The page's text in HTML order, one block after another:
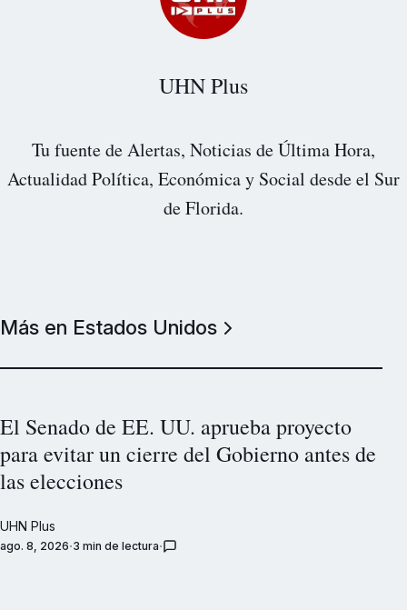
UHN Plus
Tu fuente de Alertas, Noticias de Última Hora,
Actualidad Política, Económica y Social desde el Sur
de Florida.
Más en Estados Unidos
El Senado de EE. UU. aprueba proyecto
para evitar un cierre del Gobierno antes de
las elecciones
UHN Plus
ago. 8, 2026 3 min de lectura